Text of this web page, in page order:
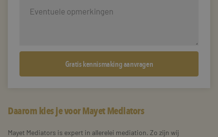
Daarom kies je voor Mayet Mediators
Mayet Mediators is expert in allerelei mediation. Zo zijn wij